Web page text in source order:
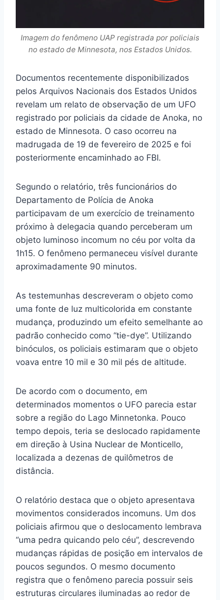
Imagem do fenômeno UAP registrada por policiais
no estado de Minnesota, nos Estados Unidos.
Documentos recentemente disponibilizados
pelos Arquivos Nacionais dos Estados Unidos
revelam um relato de observação de um UFO
registrado por policiais da cidade de Anoka, no
estado de Minnesota. O caso ocorreu na
madrugada de 19 de fevereiro de 2025 e foi
posteriormente encaminhado ao FBI.
Segundo o relatório, três funcionários do
Departamento de Polícia de Anoka
participavam de um exercício de treinamento
próximo à delegacia quando perceberam um
objeto luminoso incomum no céu por volta da
1h15. O fenômeno permaneceu visível durante
aproximadamente 90 minutos.
As testemunhas descreveram o objeto como
uma fonte de luz multicolorida em constante
mudança, produzindo um efeito semelhante ao
padrão conhecido como “tie-dye”. Utilizando
binóculos, os policiais estimaram que o objeto
voava entre 10 mil e 30 mil pés de altitude.
De acordo com o documento, em
determinados momentos o UFO parecia estar
sobre a região do Lago Minnetonka. Pouco
tempo depois, teria se deslocado rapidamente
em direção à Usina Nuclear de Monticello,
localizada a dezenas de quilômetros de
distância.
O relatório destaca que o objeto apresentava
movimentos considerados incomuns. Um dos
policiais afirmou que o deslocamento lembrava
“uma pedra quicando pelo céu”, descrevendo
mudanças rápidas de posição em intervalos de
poucos segundos. O mesmo documento
registra que o fenômeno parecia possuir seis
estruturas circulares iluminadas ao redor de